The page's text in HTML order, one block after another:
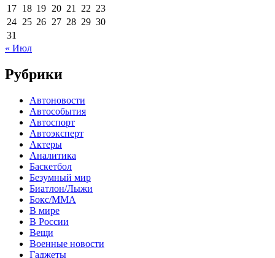
17 18 19 20 21 22 23
24 25 26 27 28 29 30
31
« Июл
Рубрики
Автоновости
Автособытия
Автоспорт
Автоэксперт
Актеры
Аналитика
Баскетбол
Безумный мир
Биатлон/Лыжи
Бокс/MMA
В мире
В России
Вещи
Военные новости
Гаджеты